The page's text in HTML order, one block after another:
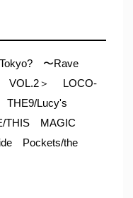
〜Rave
VOL.2＞ LOCO-
THE9/Lucy's
THIS MAGIC
Pockets/the